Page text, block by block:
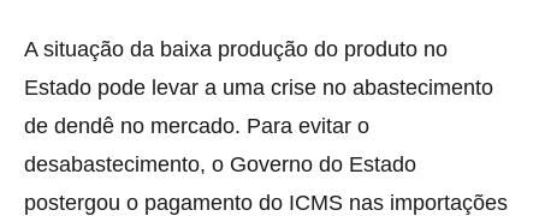
A situação da baixa produção do produto no
Estado pode levar a uma crise no abastecimento
de dendê no mercado. Para evitar o
desabastecimento, o Governo do Estado
postergou o pagamento do ICMS nas importações